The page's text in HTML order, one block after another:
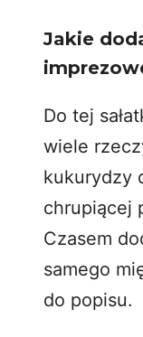
Jakie
Do tej
wiele
kukurydzy
chrupiącej
Czasem
samego
do popisu.